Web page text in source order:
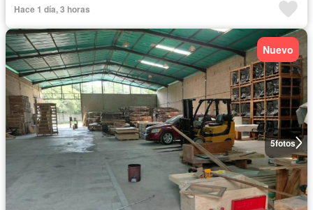
Hace 1 día, 3 horas
5fotos
Nuevo